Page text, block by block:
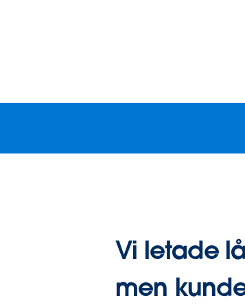
Vi letade
men